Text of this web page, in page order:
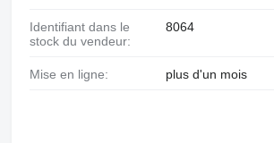
Identifiant dans le
stock du vendeur:
8064
Mise en ligne: plus d'un mois